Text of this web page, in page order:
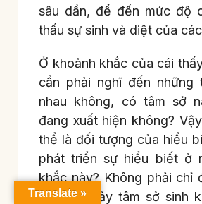
sâu dần, để đến mức độ
thấu sự sinh và diệt của
Ở khoảnh khắc của cái
cần phải nghĩ đến những
nhau không, có tâm sở
đang xuất hiện không?
thể là đối tượng của hiểu
phát triển sự hiểu biết ở
khắc này? Không phải chỉ
rằng có bảy tâm sở sinh
Translate »